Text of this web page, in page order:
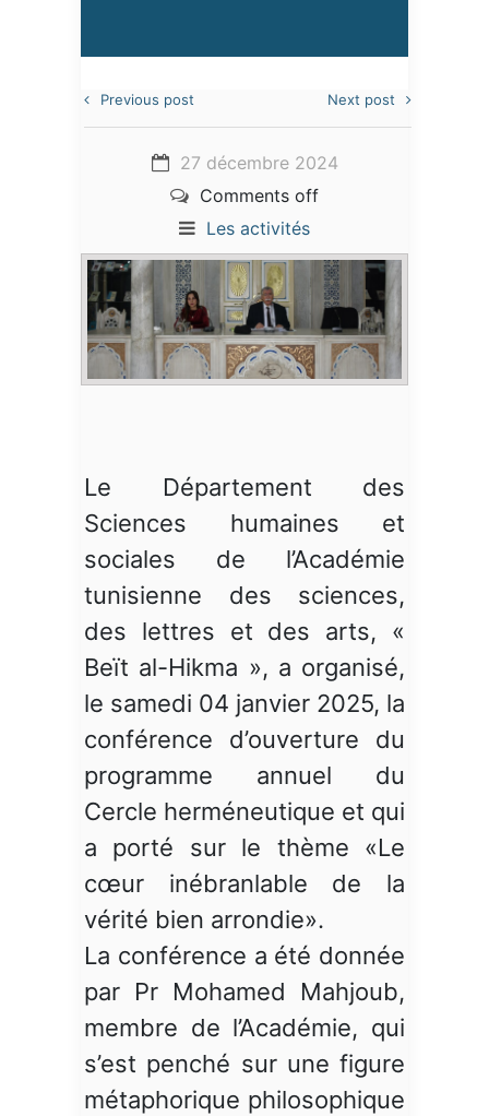
Previous post Next post
27 décembre 2024
Comments off
Les activités
Le Département des
Sciences humaines et
sociales de l’Académie
tunisienne des sciences,
des lettres et des arts, «
Beït al-Hikma », a organisé,
le samedi 04 janvier 2025, la
conférence d’ouverture du
programme annuel du
Cercle herméneutique et qui
a porté sur le thème «Le
cœur inébranlable de la
vérité bien arrondie».
La conférence a été donnée
par Pr Mohamed Mahjoub,
membre de l’Académie, qui
s’est penché sur une figure
métaphorique philosophique